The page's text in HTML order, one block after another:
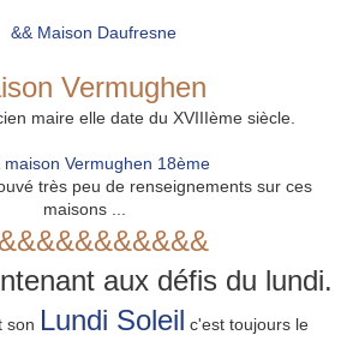
Vermughen
maire elle date du XVIIIème siècle.
très peu de renseignements sur ces
maisons ...
aux défis du lundi.
son Lundi Soleil c'est toujours le